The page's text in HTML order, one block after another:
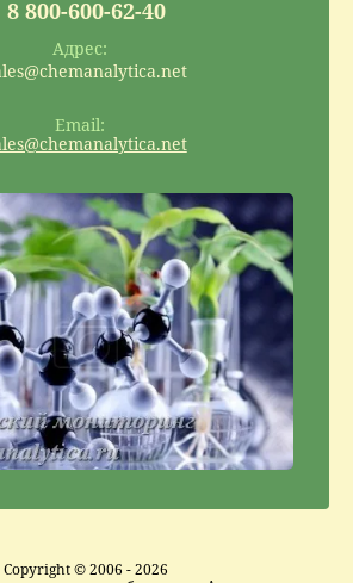
8 800-600-62-40
Адрес:
Email:
Copyright © 2006 - 2026